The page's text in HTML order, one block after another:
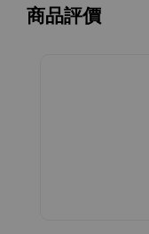
商品評價